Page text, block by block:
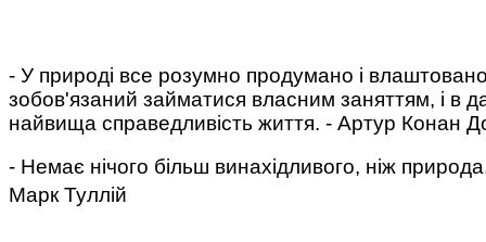
- У природі все розумно продумано і
зобов'язаний займатися власним заняттям, і в
найвища справедливість життя. - Артур Конан
- Немає нічого більш винахідливого, ніж
Марк Туллій